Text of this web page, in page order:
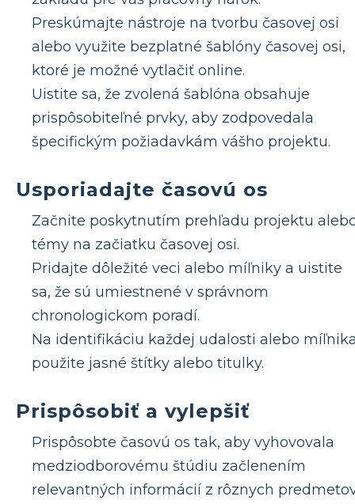
Preskúmajte nástroje na tvorbu časovej osi
alebo využite bezplatné šablóny časovej osi,
ktoré je možné vytlačiť online.
Uistite sa, že zvolená šablóna obsahuje
prispôsobiteľné prvky, aby zodpovedala
špecifickým požiadavkám vášho projektu.
Usporiadajte časovú os
Začnite poskytnutím prehľadu projektu
témy na začiatku časovej osi.
Pridajte dôležité veci alebo míľniky a uistite
sa, že sú umiestnené v správnom
chronologickom poradí.
Na identifikáciu každej udalosti alebo
použite jasné štítky alebo titulky.
Prispôsobiť a vylepšiť
Prispôsobte časovú os tak, aby vyhovovala
medziodborovému štúdiu začlenením
relevantných informácií z rôznych